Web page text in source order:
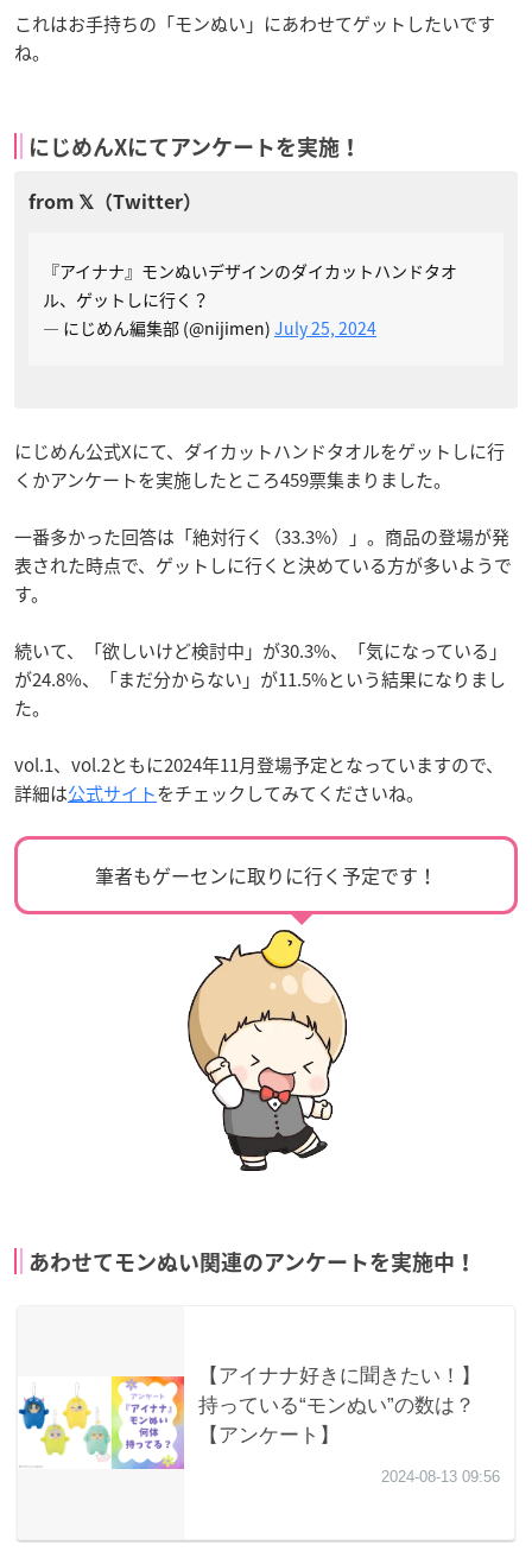
これはお手持ちの「モンぬい」にあわせてゲットしたいです
ね。
にじめんXにてアンケートを実施！
『アイナナ』モンぬいデザインのダイカットハンドタオ
ル、ゲットしに行く？
— にじめん編集部 (@nijimen) July 25, 2024
にじめん公式Xにて、ダイカットハンドタオルをゲットしに行
くかアンケートを実施したところ459票集まりました。
一番多かった回答は「絶対行く（33.3%）」。商品の登場が発
表された時点で、ゲットしに行くと決めている方が多いようで
す。
続いて、「欲しいけど検討中」が30.3%、「気になっている」
が24.8%、「まだ分からない」が11.5%という結果になりまし
た。
vol.1、vol.2ともに2024年11月登場予定となっていますので、
詳細は公式サイトをチェックしてみてくださいね。
筆者もゲーセンに取りに行く予定です！
あわせてモンぬい関連のアンケートを実施中！